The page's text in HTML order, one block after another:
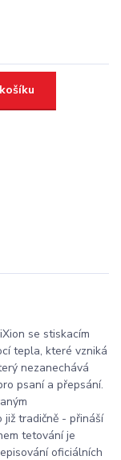
se stiskacím
tepla, které vzniká
nezanechává
psaní a přepsání.
již tradičně - přináší
tetování je
oficiálních